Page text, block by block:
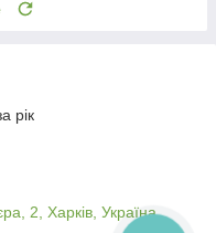
рік
2, Харків, Україна